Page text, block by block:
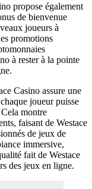
propose également
de bienvenue
joueurs à
promotions
à rester à la pointe
Casino assure une
joueur puisse
montre
faisant de Westace
de jeux de
immersive,
fait de Westace
des jeux en ligne.